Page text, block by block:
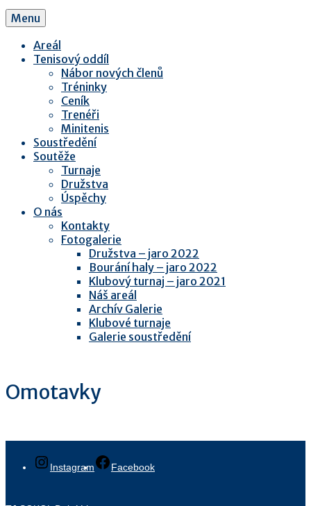
Menu
Areál
Tenisový oddíl
Nábor nových členů
Tréninky
Ceník
Trenéři
Minitenis
Soustředění
Soutěže
Turnaje
Družstva
Úspěchy
O nás
Kontakty
Fotogalerie
Družstva – jaro 2022
Bourání haly – jaro 2022
Klubový turnaj – jaro 2021
Náš areál
Archív Galerie
Klubové turnaje
Galerie soustředění
Omotavky
Instagram Facebook